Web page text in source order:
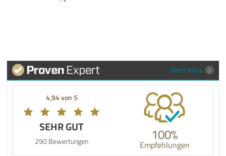
Mehr Infos
4,94 von 5
SEHR GUT
290 Bewertungen 100%
Empfehlungen